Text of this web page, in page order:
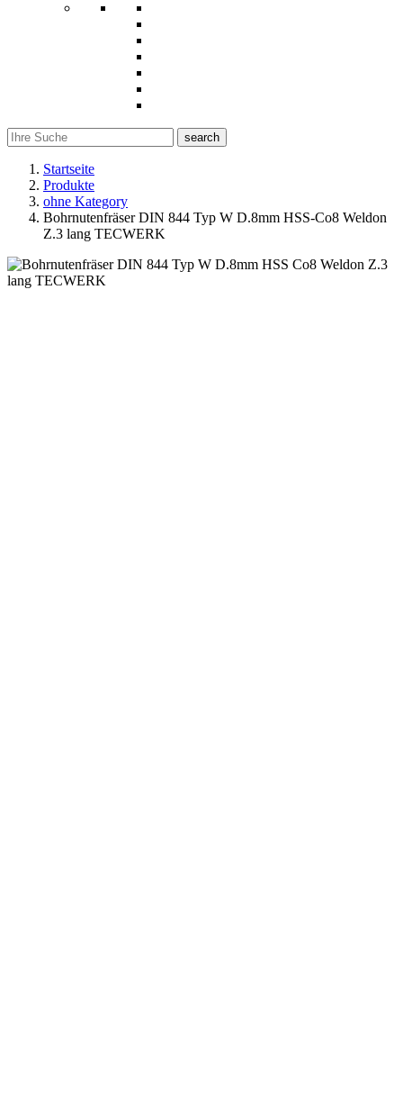
search
Startseite
Produkte
ohne Kategory
Bohrnutenfräser DIN 844 Typ W D.8mm HSS-Co8 Weldon
Z.3 lang TECWERK